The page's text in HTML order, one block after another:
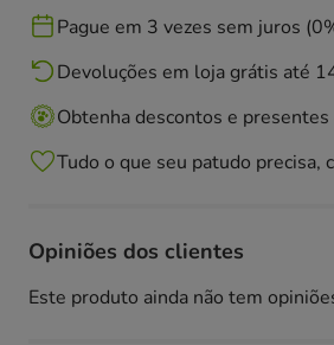
Pague em 3 vezes sem juros
Devoluções em loja grátis até
Obtenha descontos e
Tudo o que seu patudo
Opiniões dos clientes
Este produto ainda não tem